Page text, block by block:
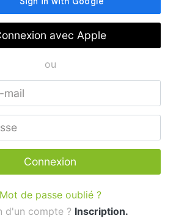
avec Apple
ou
Connexion
Mot de passe oublié ?
d'un compte ? Inscription.